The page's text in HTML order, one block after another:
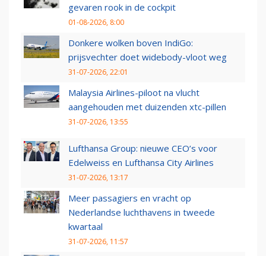
gevaren rook in de cockpit
01-08-2026, 8:00
Donkere wolken boven IndiGo:
prijsvechter doet widebody-vloot weg
31-07-2026, 22:01
Malaysia Airlines-piloot na vlucht
aangehouden met duizenden xtc-pillen
31-07-2026, 13:55
Lufthansa Group: nieuwe CEO’s voor
Edelweiss en Lufthansa City Airlines
31-07-2026, 13:17
Meer passagiers en vracht op
Nederlandse luchthavens in tweede
kwartaal
31-07-2026, 11:57